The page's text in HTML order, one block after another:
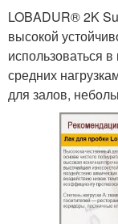
LOBADUR® 2K
высокой
использоваться
средних
для залов,